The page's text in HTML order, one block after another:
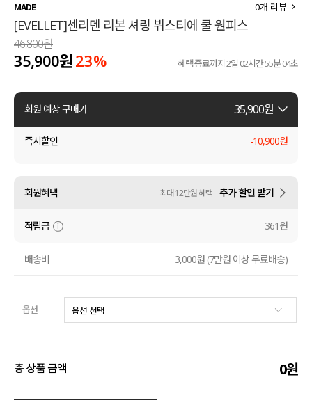
티셔츠
팬츠
셔츠
원피스
액티브
아우터
코디템
언더웨어
ACC
MADE
[EVELLET]센리덴 리본 셔링 뷔스티에 쿨 원피스
0개 리뷰
46,800원
35,900원23% 혜택 종료까지2일 02시간 55분 03초
회원 예상 구매가 35,900원
즉시할인 -10,900원
회원혜택 최대 12만원 혜택 추가 할인 받기
적립금 361원
배송비 3,000원 (7만원 이상 무료배송)
옵션
총 상품 금액 0원